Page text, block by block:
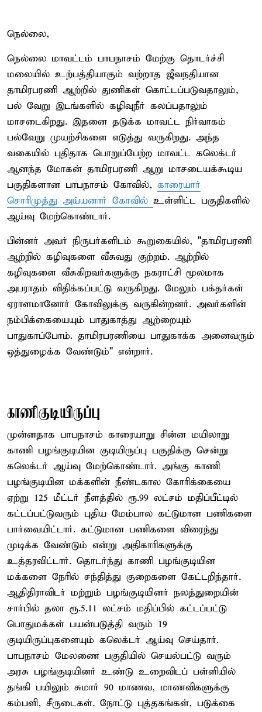
நெல்லை,
நெல்லை மாவட்டம் பாபநாசம் மேற்கு தொடர்ச்சி
மலையில் உற்பத்தியாகும் வற்றாத ஜீவநதியான
தாமிரபரணி ஆற்றில் துணிகள் கொட்டப்படுவதாலும்,
பல் வேறு இடங்களில் கழிவுநீர் கலப்பதாலும்
மாசடைகிறது. இதனை தடுக்க மாவட்ட நிர்வாகம்
பல்வேறு முயற்சிகளை எடுத்து வருகிறது. அந்த
வகையில் புதிதாக பொறுப்பேற்ற மாவட்ட கலெக்டர்
ஆனந்த மோகன் தாமிரபரணி ஆறு மாசடையக்கூடிய
பகுதிகளான பாபநாசம் கோவில், காரையார்
சொரிமுத்து அய்யனார் கோவில் உள்ளிட்ட பகுதிகளில்
ஆய்வு மேற்கொண்டார்.
பின்னர் அவர் நிருபர்களிடம் கூறுகையில், "தாமிரபரணி
ஆற்றில் கழிவுகளை வீசுவது குற்றம். ஆற்றில்
கழிவுகளை வீசுகிறவர்களுக்கு நகராட்சி மூலமாக
அபராதம் விதிக்கப்பட்டு வருகிறது. மேலும் பக்தர்கள்
ஏராளமானோர் கோவிலுக்கு வருகின்றனர். அவர்களின்
நம்பிக்கையையும் பாதுகாத்து ஆற்றையும்
பாதுகாப்போம். தாமிரபரணியை பாதுகாக்க அனைவரும்
ஒத்துழைக்க வேண்டும்" என்றார்.
காணிகுடியிருப்பு
முன்னதாக பாபநாசம் காரையாறு சின்ன மயிலாறு
காணி பழங்குடியின குடியிருப்பு பகுதிக்கு சென்று
கலெக்டர் ஆய்வு மேற்கொண்டார். அங்கு காணி
பழங்குடியின மக்களின் நீண்டகால கோரிக்கையை
ஏற்று 125 மீட்டர் நீளத்தில் ரூ.99 லட்சம் மதிப்பீட்டில்
கட்டப்பட்டுவரும் புதிய மேம்பால கட்டுமான பணிகளை
பார்வையிட்டார். கட்டுமான பணிகளை விரைந்து
முடிக்க வேண்டும் என்று அதிகாரிகளுக்கு
உத்தரவிட்டார். தொடர்ந்து காணி பழங்குடியின
மக்களை நேரில் சந்தித்து குறைகளை கேட்டறிந்தார்.
ஆதிதிராவிடர் மற்றும் பழங்குடியினர் நலத்துறையின்
சார்பில் தலா ரூ.5.11 லட்சம் மதிப்பில் கட்டப்பட்டு
பொதுமக்கள் பயன்படுத்தி வரும் 19
குடியிருப்புகளையும் கலெக்டர் ஆய்வு செய்தார்.
பாபநாசம் மேலணை பகுதியில் செயல்பட்டு வரும்
அரசு பழங்குடியினர் உண்டு உறைவிடப் பள்ளியில்
தங்கி பயிலும் சுமார் 90 மாணவ, மாணவிகளுக்கு
கம்பளி, சீருடைகள். நோட்டு புத்தகங்கள், படுக்கை